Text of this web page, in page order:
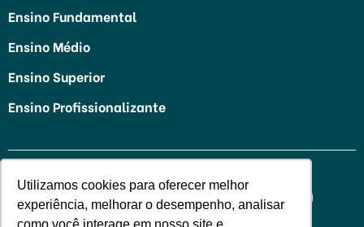
Utilizamos cookies para oferecer melhor
experiência, melhorar o desempenho, analisar
Ensino Fundamental
Ensino Médio
Ensino Superior
Ensino Profissionalizante